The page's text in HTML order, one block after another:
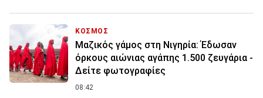
ΚΟΣΜΟΣ
Μαζικός γάμος στη Νιγηρία: Έδωσαν
όρκους αιώνιας αγάπης 1.500 ζευγάρια -
Δείτε φωτογραφίες
08:42